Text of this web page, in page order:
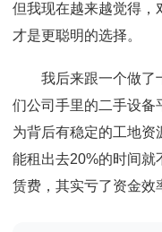
但我现在越来越觉得，
才是更聪明的选择。
我后来跟一个做了
们公司手里的二手设备
为背后有稳定的工地资
能租出去20%的时间就
赁费，其实亏了资金效